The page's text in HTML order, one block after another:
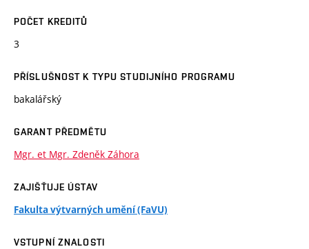
POČET KREDITŮ
3
PŘÍSLUŠNOST K TYPU STUDIJNÍHO PROGRAMU
bakalářský
GARANT PŘEDMĚTU
Mgr. et Mgr. Zdeněk Záhora
ZAJIŠŤUJE ÚSTAV
Fakulta výtvarných umění (FaVU)
VSTUPNÍ ZNALOSTI